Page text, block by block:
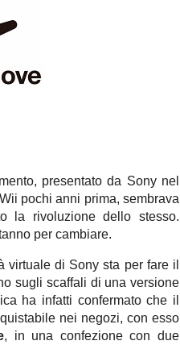
presentato da Sony nel
pochi anni prima, sembrava
la rivoluzione dello stesso.
per cambiare.
virtuale di Sony sta per fare il
sugli scaffali di una versione
ha infatti confermato che il
nei negozi, con esso
, in una confezione con due